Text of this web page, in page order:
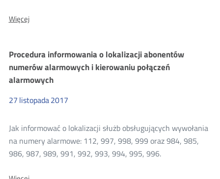
WięcejO:
Alarmowego
(NKA)
Procedura informowania o lokalizacji abonentów
numerów alarmowych i kierowaniu połączeń
alarmowych
27 listopada2017
Jak informować o lokalizacji służb obsługujących wywołania
na numery alarmowe: 112, 997, 998, 999 oraz 984, 985,
986, 987, 989, 991, 992, 993, 994, 995, 996.